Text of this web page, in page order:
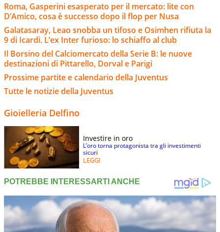
Roma, Gasperini esasperato per il mercato: lite con
D’Amico, cosa è successo dopo il flop per Nusa
Galatasaray, Leao snobba un tifoso e Osimhen rifiuta la
9 di Icardi. L’ex Inter furioso: lo schiaffo al club
Il Borsino del Calciomercato della Serie B: le nuove
destinazioni di Pittarello, Dorval e Parigi
Prossime partite e calendario della Juventus
Tutte le notizie della Juventus
Gioielleria Delfino
Investire in oro
L’oro torna protagonista tra gli investimenti
sicuri
LEGGI